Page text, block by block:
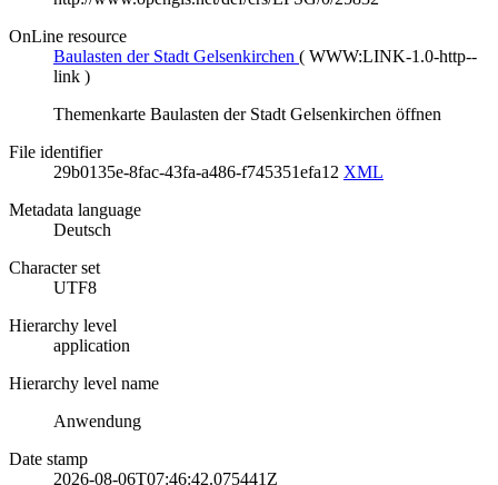
OnLine resource
Baulasten der Stadt Gelsenkirchen ( WWW:LINK-1.0-http--
link )
Themenkarte Baulasten der Stadt Gelsenkirchen öffnen
File identifier
29b0135e-8fac-43fa-a486-f745351efa12 XML
Metadata language
Deutsch
Character set
UTF8
Hierarchy level
application
Hierarchy level name
Anwendung
Date stamp
2026-08-06T07:46:42.075441Z